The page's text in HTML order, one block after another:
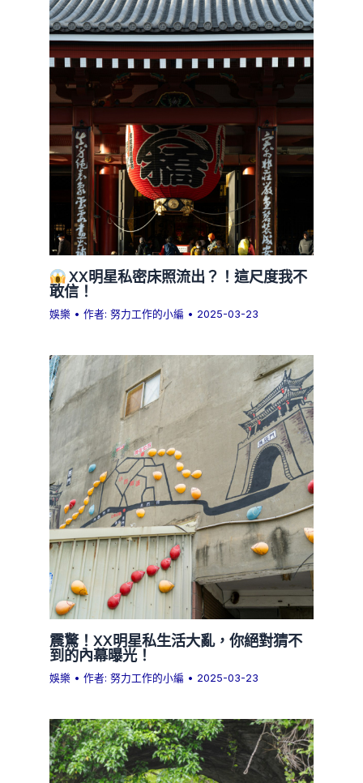
XX明星私密床照流出？！這尺度我不
敢信！
娛樂 • 作者:努力工作的小編 • 2025-03-23
震驚！XX明星私生活大亂，你絕對猜不
到的內幕曝光！
娛樂 • 作者:努力工作的小編 • 2025-03-23